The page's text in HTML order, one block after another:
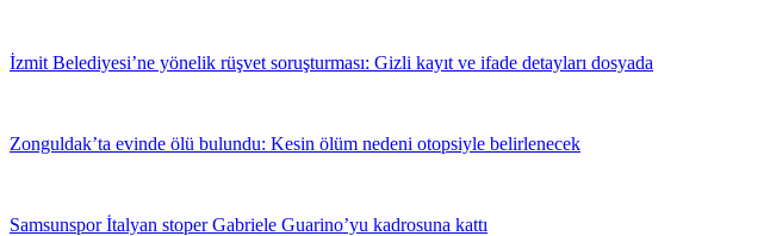
İzmit Belediyesi’ne yönelik rüşvet soruşturması: Gizli kayıt ve ifade detayları dosyada
Zonguldak’ta evinde ölü bulundu: Kesin ölüm nedeni otopsiyle belirlenecek
Samsunspor İtalyan stoper Gabriele Guarino’yu kadrosuna kattı